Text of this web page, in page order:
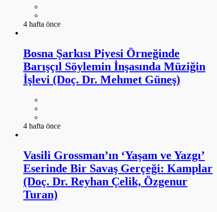
4 hafta önce
Bosna Şarkısı Piyesi Örneğinde
Barışçıl Söylemin İnşasında Müziğin
İşlevi (Doç. Dr. Mehmet Güneş)
4 hafta önce
Vasili Grossman’ın ‘Yaşam ve Yazgı’
Eserinde Bir Savaş Gerçeği: Kamplar
(Doç. Dr. Reyhan Çelik, Özgenur
Turan)